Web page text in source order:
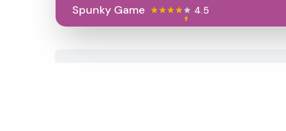
Spunky Game 4.5